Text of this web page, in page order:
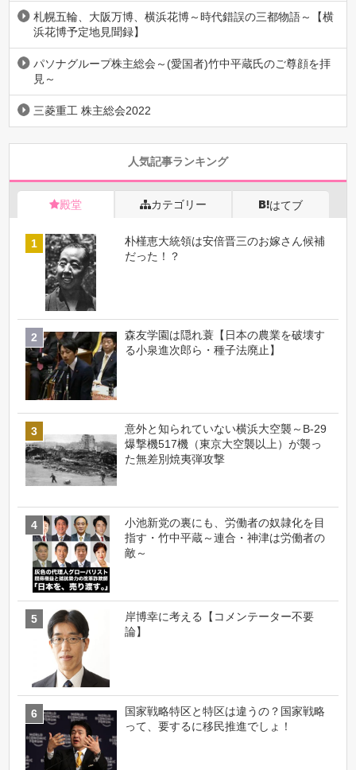
札幌五輪、大阪万博、横浜花博～時代錯誤の三都物語～【横
浜花博予定地見聞録】
パソナグループ株主総会～(愛国者)竹中平蔵氏のご尊顔を拝
見～
三菱重工 株主総会2022
人気記事ランキング
殿堂 カテゴリー はてブ
朴槿恵大統領は安倍晋三のお嫁さん候補
だった！？
森友学園は隠れ蓑【日本の農業を破壊す
る小泉進次郎ら・種子法廃止】
意外と知られていない横浜大空襲～B-29
爆撃機517機（東京大空襲以上）が襲っ
た無差別焼夷弾攻撃
小池新党の裏にも、労働者の奴隷化を目
指す・竹中平蔵～連合・神津は労働者の
敵～
岸博幸に考える【コメンテーター不要
論】
国家戦略特区と特区は違うの？国家戦略
って、要するに移民推進でしょ！